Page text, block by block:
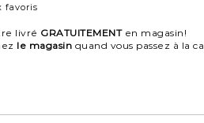
favoris
livré GRATUITEMENTen magasin!
le magasin quand vous passez à la